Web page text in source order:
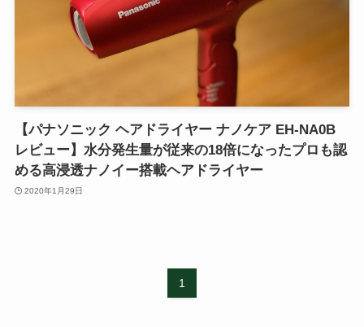
【パナソニック ヘアドライヤー ナノケア EH-NA0B
レビュー】水分発生量が従来の18倍になったプロも認
める高浸透ナノイー搭載ヘアドライヤー
2020年1月29日
1